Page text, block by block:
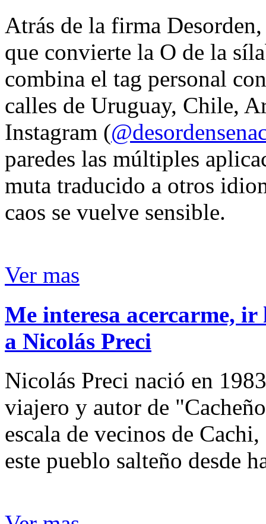
Atrás de la firma
que convierte la O de la
combina el tag personal
calles de Uruguay, Chile,
Instagram (
paredes las múltiples
muta traducido a otros
caos se vuelve sensible.
Ver mas
Me interesa acercarme,
a Nicolás Preci
Nicolás Preci nació en
viajero y autor de
escala de vecinos de
este pueblo salteño desde